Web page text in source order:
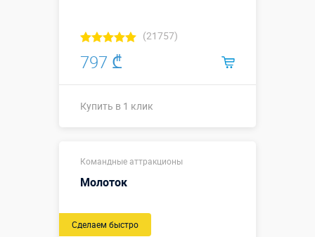
(21757)
797 ₾
Купить в 1 клик
Размеры, м:
длина ↗2 х
Командные аттракционы
Молоток
Сделаем быстро